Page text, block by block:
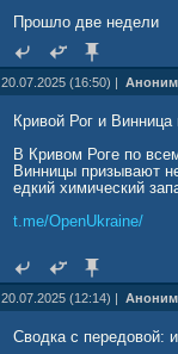
Прошло две недели
20.07.2025 (16:50) |
Кривой Рог и
В Кривом Роге по
Винницы призывают
едкий химический
t.me/OpenUkraine/
20.07.2025 (12:14) |
Сводка с передовой: